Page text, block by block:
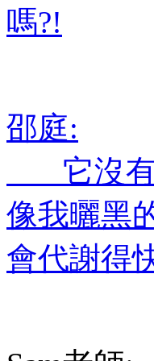
嗎?!
邵庭:
它沒有
像我曬黑
會代謝得